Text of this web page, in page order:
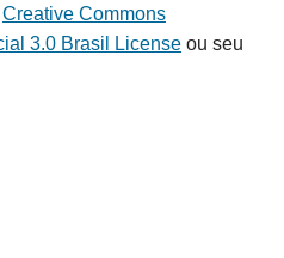
Creative Commons
3.0 Brasil Licenseou seu